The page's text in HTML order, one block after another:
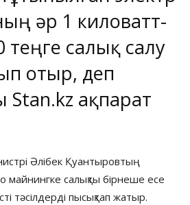
әр 1 киловатт-
теңге салық салу
отыр, деп
Stan.kz ақпарат
Әлібек Қуантыровтың
салықты бірнеше есе
тәсілдерді пысықтап жатыр.